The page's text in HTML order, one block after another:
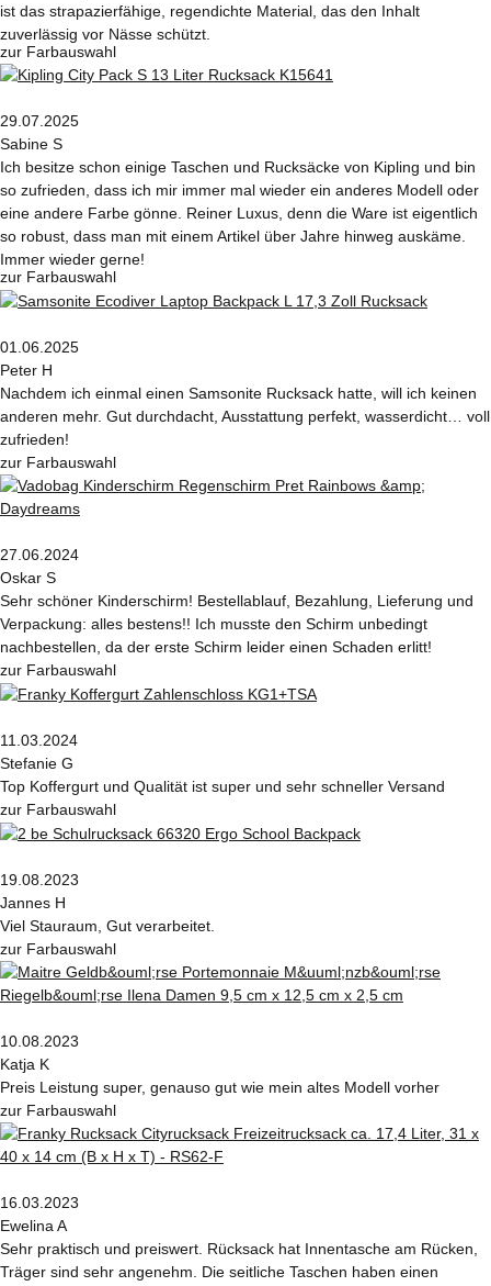
ist das strapazierfähige, regendichte Material, das den Inhalt
zuverlässig vor Nässe schützt.
zur Farbauswahl
29.07.2025
Sabine S
Ich besitze schon einige Taschen und Rucksäcke von Kipling und bin
so zufrieden, dass ich mir immer mal wieder ein anderes Modell oder
eine andere Farbe gönne. Reiner Luxus, denn die Ware ist eigentlich
so robust, dass man mit einem Artikel über Jahre hinweg auskäme.
Immer wieder gerne!
zur Farbauswahl
01.06.2025
Peter H
Nachdem ich einmal einen Samsonite Rucksack hatte, will ich keinen
anderen mehr. Gut durchdacht, Ausstattung perfekt, wasserdicht… voll
zufrieden!
zur Farbauswahl
27.06.2024
Oskar S
Sehr schöner Kinderschirm! Bestellablauf, Bezahlung, Lieferung und
Verpackung: alles bestens!! Ich musste den Schirm unbedingt
nachbestellen, da der erste Schirm leider einen Schaden erlitt!
zur Farbauswahl
11.03.2024
Stefanie G
Top Koffergurt und Qualität ist super und sehr schneller Versand
zur Farbauswahl
19.08.2023
Jannes H
Viel Stauraum, Gut verarbeitet.
zur Farbauswahl
10.08.2023
Katja K
Preis Leistung super, genauso gut wie mein altes Modell vorher
zur Farbauswahl
16.03.2023
Ewelina A
Sehr praktisch und preiswert. Rücksack hat Innentasche am Rücken,
Träger sind sehr angenehm. Die seitliche Taschen haben einen